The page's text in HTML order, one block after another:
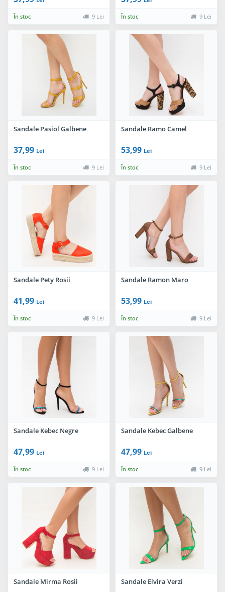
În stoc 9 Lei În stoc 9 Lei
Sandale Pasiol Galbene
37,99 Lei
În stoc 9 Lei
Sandale Ramo Camel
53,99 Lei
În stoc 9 Lei
Sandale Pety Rosii
41,99 Lei
În stoc 9 Lei
Sandale Ramon Maro
53,99 Lei
În stoc 9 Lei
Sandale Kebec Negre
47,99 Lei
În stoc 9 Lei
Sandale Kebec Galbene
47,99 Lei
În stoc 9 Lei
Sandale Mirma Rosii Sandale Elvira Verzi